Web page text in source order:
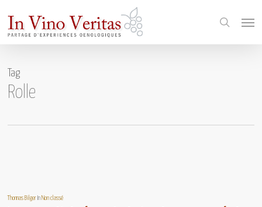
main
search
Tag
Rolle
Thomas Bilger InNon classé